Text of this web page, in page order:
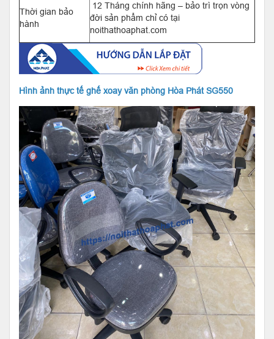
Thời gian bảo
hành
12 Tháng chính hãng – bảo trì trọn vòng
đời sản phẩm chỉ có tại
noithathoaphat.com
Hình ảnh thực tế ghế xoay văn phòng Hòa Phát SG550